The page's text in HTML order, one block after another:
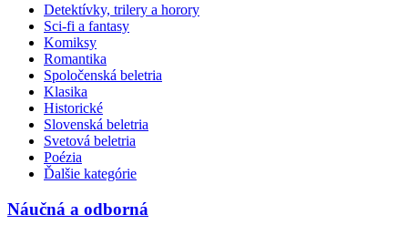
Detektívky, trilery a horory
Sci-fi a fantasy
Komiksy
Romantika
Spoločenská beletria
Klasika
Historické
Slovenská beletria
Svetová beletria
Poézia
Ďalšie kategórie
Náučná a odborná